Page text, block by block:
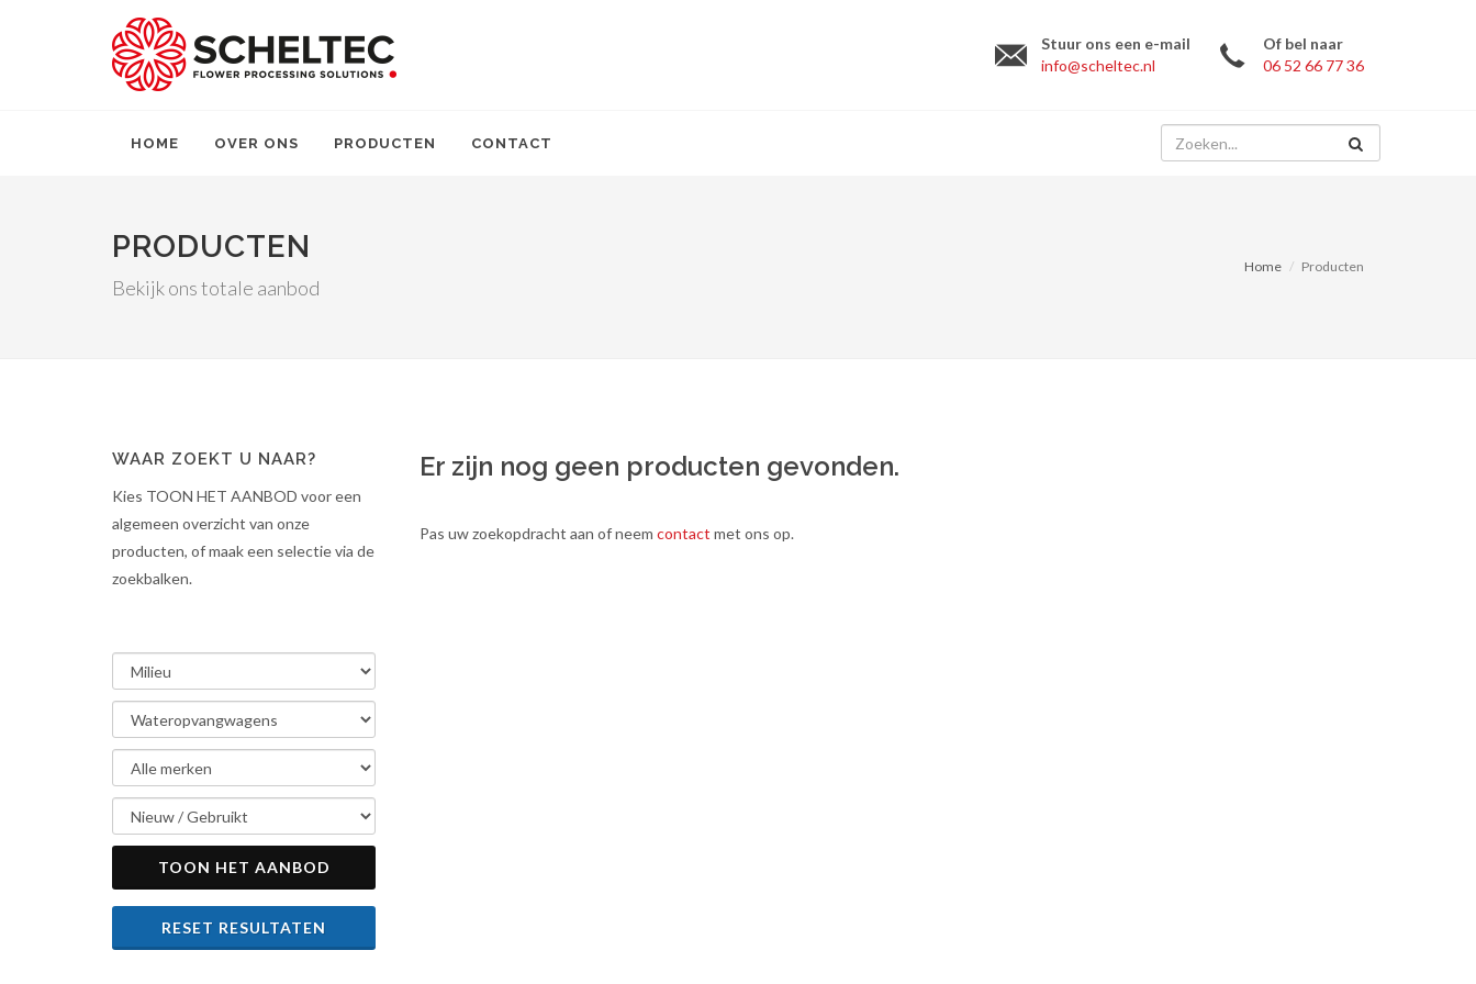
Stuur ons een e-mail
info@scheltec.nl
Of bel naar
06 52 66 77 36
HOME OVER ONS PRODUCTEN CONTACT
PRODUCTEN
Bekijk ons totale aanbod
Home Producten
Er zijn nog geen producten gevonden.
Pas uw zoekopdracht aan of neem contact met ons op.
WAAR ZOEKT U NAAR?
Kies TOON HET AANBOD voor een
algemeen overzicht van onze
producten, of maak een selectie via de
zoekbalken.
TOON HET AANBOD
RESET RESULTATEN